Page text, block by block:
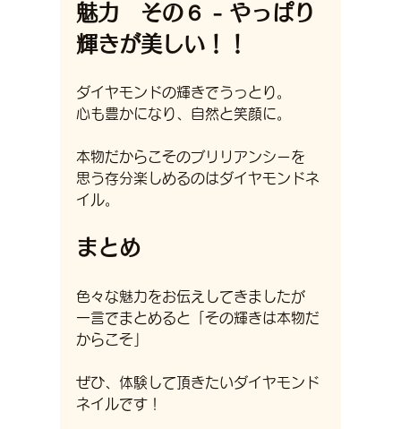
魅力　その６ - やっぱり
輝きが美しい！！
ダイヤモンドの輝きでうっとり。
心も豊かになり、自然と笑顔に。
本物だからこそのブリリアンシーを
思う存分楽しめるのはダイヤモンドネ
イル。
まとめ
色々な魅力をお伝えしてきましたが
一言でまとめると「その輝きは本物だ
からこそ」
ぜひ、体験して頂きたいダイヤモンド
ネイルです！